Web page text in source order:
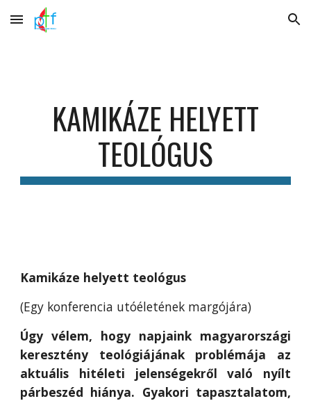
Skip to main content Skip to navigation
KAMIKÁZE HELYETT
TEOLÓGUS
Kamikáze helyett teológus
(Egy konferencia utóéletének margójára)
Úgy vélem, hogy napjaink magyarországi
keresztény teológiájának problémája az
aktuális hitéleti jelenségekről való nyílt
párbeszéd hiánya. Gyakori tapasztalatom,